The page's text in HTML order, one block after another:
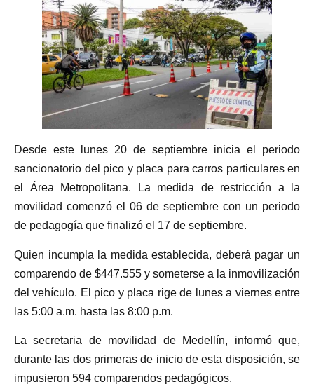
Desde este lunes 20 de septiembre inicia el periodo
sancionatorio del pico y placa para carros particulares en
el Área Metropolitana. La medida de restricción a la
movilidad comenzó el 06 de septiembre con un periodo
de pedagogía que finalizó el 17 de septiembre.
Quien incumpla la medida establecida, deberá pagar un
comparendo de $447.555 y someterse a la inmovilización
del vehículo. El pico y placa rige de lunes a viernes entre
las 5:00 a.m. hasta las 8:00 p.m.
La secretaria de movilidad de Medellín, informó que,
durante las dos primeras de inicio de esta disposición, se
impusieron 594 comparendos pedagógicos.